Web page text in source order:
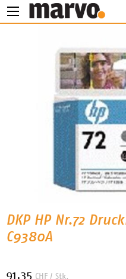
DKP HP Nr.72
C9380A
91.35 CHF / Stk.